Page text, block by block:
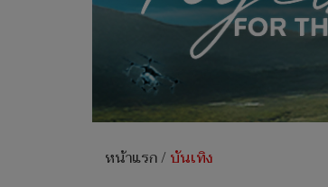
หน้าแรก/บันเทิง